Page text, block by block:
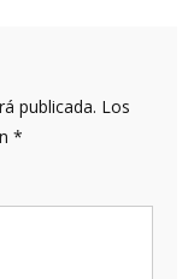
publicada. Los
*